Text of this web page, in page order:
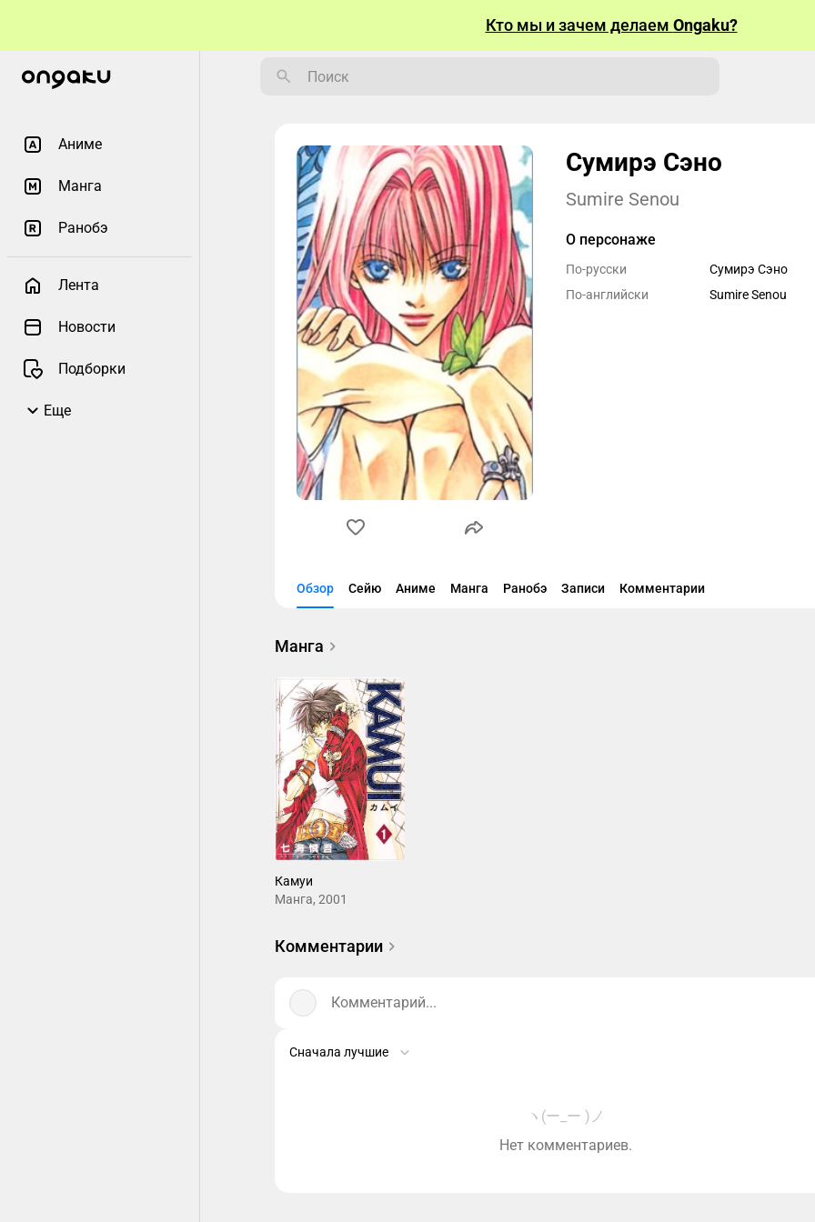
Кто мы и зачем делаем Ongaku?
Аниме
Манга
Ранобэ
Лента
Новости
Подборки
Еще
Сумирэ Сэно
Sumire Senou
О персонаже
По-русски
Сумирэ Сэно
По-английски
Sumire Senou
Обзор Сейю Аниме Манга Ранобэ Записи Комментарии
Манга
Камуи
Манга, 2001
Комментарии
Комментарий...
Сначала лучшие
ヽ(ー_ー )ノ
Нет комментариев.